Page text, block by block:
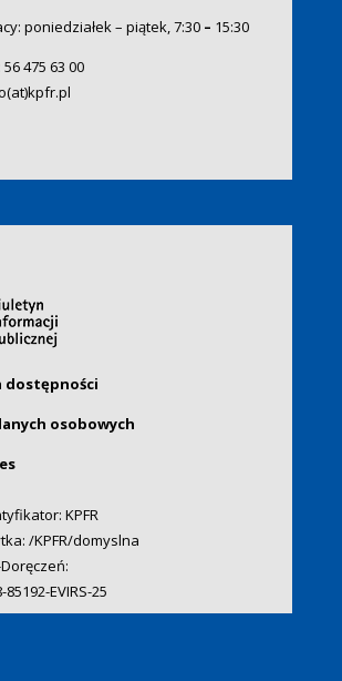
poniedziałek – piątek, 7:30– 15:30
56 475 63 00
dostępności
osobowych
KPFR
/KPFR/domyslna
85192-EVIRS-25